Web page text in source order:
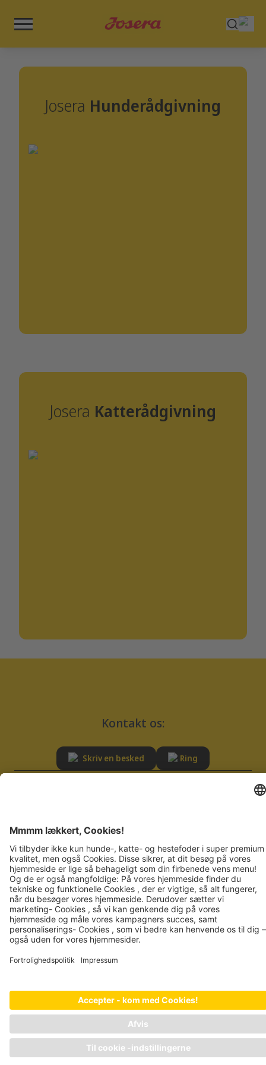
Josera Hunderådgivning
Josera Katterådgivning
Kontakt os:
Skriv en besked Ring
FAQ
Leverandørregistrering
Impressum
Fortrolighedspolitik
Kvalitet
JOSERA PETFOOD GMBH
Industriegebiet Sud
DE-63924 Kleinheubach